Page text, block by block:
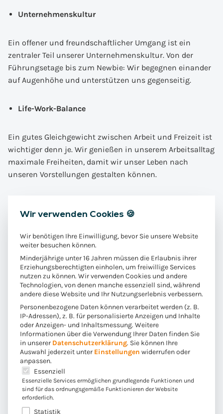
Unternehmenskultur
Ein offener und freundschaftlicher Umgang ist ein
zentraler Teil unserer Unternehmenskultur. Von der
Führungsetage bis zum Newbie: Wir begegnen einander
auf Augenhöhe und unterstützen uns gegenseitig.
Life-Work-Balance
Ein gutes Gleichgewicht zwischen Arbeit und Freizeit ist
wichtiger denn je. Wir genießen in unserem Arbeitsalltag
maximale Freiheiten, damit wir unser Leben nach
unseren Vorstellungen gestalten können.
You will never walk alone: Alle, die neu bei uns anfangen,
bekommen einen Buddy zur Seite – eine
Vertrauensperson, die alle kleinen und großen Fragen
beantwortet und den Einstieg bei uns erleichtert.
Mitgestaltung
Wir sind alle Entscheider:innen – denn bei Convista
zählt jede Meinung. Wir freuen uns über jede:n, der/die
sich aktiv einbringt und hilft, unser Unternehmen
weiterzuentwickeln.
Achtsamkeit
Wir verwenden Cookies 🍪
Wir benötigen Ihre Einwilligung, bevor Sie unsere Website
weiter besuchen können.
Minderjährige unter 16 Jahren müssen die Erlaubnis ihrer
Erziehungsberechtigten einholen, um freiwillige Services
nutzen zu können. Wir verwenden Cookies und andere
Technologien, von denen manche essenziell sind, während
andere diese Website und Ihr Nutzungserlebnis verbessern.
Personenbezogene Daten können verarbeitet werden (z. B.
IP-Adressen), z. B. für personalisierte Anzeigen und Inhalte
oder Anzeigen- und Inhaltsmessung. Weitere
Informationen über die Verwendung Ihrer Daten finden Sie
in unserer Datenschutzerklärung. Sie können Ihre
Auswahl jederzeit unter Einstellungen widerrufen oder
anpassen.
Es folgt eine Liste der Service-Gruppen, für die eine
Essenziell
Essenzielle Services ermöglichen grundlegende Funktionen und
sind für das ordnungsgemäße Funktionieren der Website
erforderlich.
Statistik